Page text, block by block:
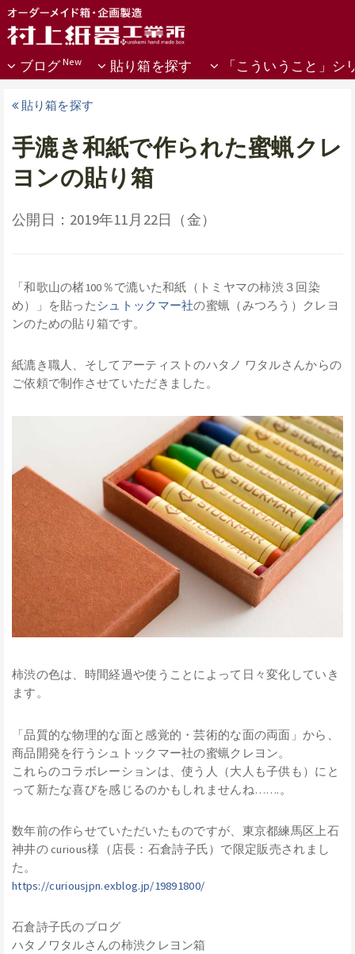
貼り箱を探す 「こういうこと」シ
ブログ
貼り箱を探す
手漉き和紙で作られた蜜蝋クレ
ヨンの貼り箱
公開日：2019年11月22日（金）
「和歌山の楮100％で漉いた和紙（トミヤマの柿渋３回染
め）」を貼ったシュトックマー社の蜜蝋（みつろう）クレヨ
ンのための貼り箱です。
紙漉き職人、そしてアーティストのハタノ ワタルさんからの
ご依頼で制作させていただきました。
柿渋の色は、時間経過や使うことによって日々変化していき
ます。
「品質的な物理的な面と感覚的・芸術的な面の両面」から、
商品開発を行うシュトックマー社の蜜蝋クレヨン。
これらのコラボレーションは、使う人（大人も子供も）にと
って新たな喜びを感じるのかもしれませんね…….。
数年前の作らせていただいたものですが、東京都練馬区上石
神井の curious様（店長：石倉詩子氏）で限定販売されまし
た。
https://curiousjpn.exblog.jp/19891800/
石倉詩子氏のブログ
ハタノワタルさんの柿渋クレヨン箱